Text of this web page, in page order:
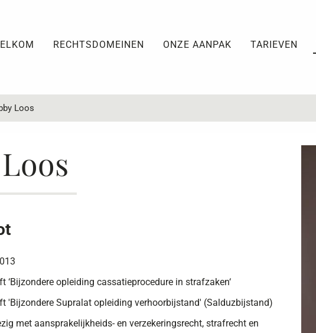
RECHTSDOMEINEN ONZE AANPAK TARIEVEN
Loos
‘Bijzondere opleiding cassatieprocedure in strafzaken‘
'Bijzondere Supralat opleiding verhoorbijstand' (Salduzbijstand)
met aansprakelijkheids- en verzekeringsrecht, strafrecht en